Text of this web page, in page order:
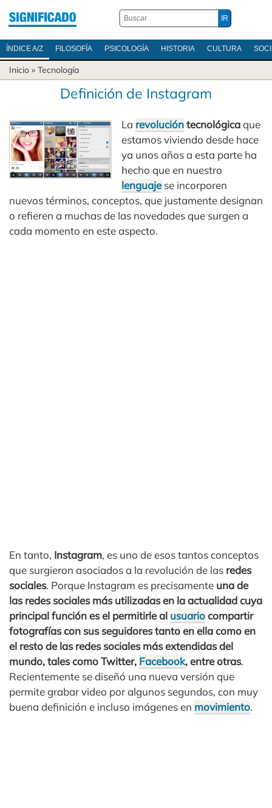
ÍNDICE A/Z FILOSOFÍA PSICOLOGÍA HISTORIA CULTURA
Inicio » Tecnología
Definición de Instagram
La revolucióntecnológicaque
estamos viviendo desde hace
ya unos años a esta parte ha
hecho que en nuestro
lenguajese incorporen
nuevos términos, conceptos, que justamente designan
o refieren a muchas de las novedades que surgen a
cada momento en este aspecto.
En tanto, Instagram, es uno de esos tantos conceptos
que surgieron asociados a la revolución de las redes
sociales. Porque Instagram es precisamente una de
las redes sociales más utilizadas en la actualidad cuya
principal función es el permitirle al usuariocompartir
fotografías con sus seguidores tanto en ella como en
el resto de las redes sociales más extendidas del
mundo, tales como Twitter, Facebook, entre otras.
Recientemente se diseñó una nueva versión que
permite grabar video por algunos segundos, con muy
buena definición e incluso imágenes en movimiento.